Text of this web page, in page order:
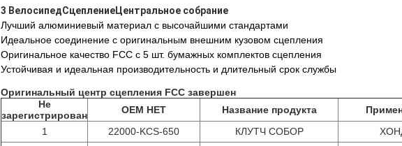
3 ВелосипедСцеплениеЦентральное собрание
Лучший алюминиевый материал с высочайшими стандартами
Идеальное соединение с оригинальным внешним кузовом сцепления
Оригинальное качество FCC с 5 шт. бумажных комплектов сцепления
Устойчивая и идеальная производительность и длительный срок службы
Оригинальный центр сцепления FCC завершен
Не
зарегистрирован
OEM НЕТ Название продукта
1
22000-KCS-650 КЛУТЧ СОБОР